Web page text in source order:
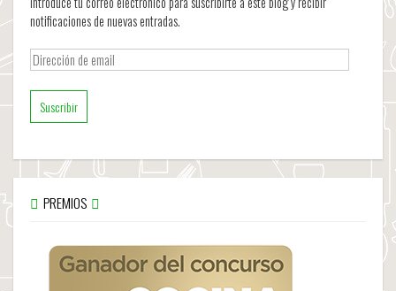
notificaciones de nuevas entradas.
Dirección
de
email
PREMIOS